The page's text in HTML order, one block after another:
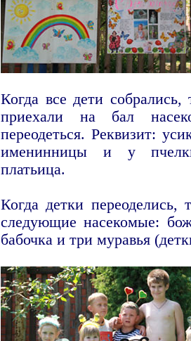
Когда все дети
приехали на бал
переодеться. Реквизит:
именинницы и у
платьица.
Когда детки переоделись,
следующие насекомые:
бабочка и три муравья